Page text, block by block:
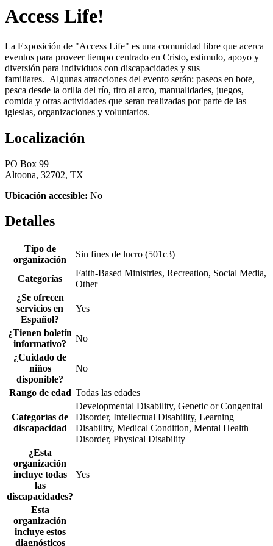
Access Life!
La Exposición de "Access Life" es una comunidad libre que acerca
eventos para proveer tiempo centrado en Cristo, estimulo, apoyo y
diversión para individuos con discapacidades y sus
familiares. Algunas atracciones del evento serán: paseos en bote,
pesca desde la orilla del río, tiro al arco, manualidades, juegos,
comida y otras actividades que seran realizadas por parte de las
iglesias, organizaciones y voluntarios.
Localización
PO Box 99
Altoona, 32702, TX
Ubicación accesible: No
Detalles
Tipo de
organización
Sin fines de lucro (501c3)
Categorías
Faith-Based Ministries, Recreation, Social Media,
Other
¿Se ofrecen
servicios en
Español?
Yes
¿Tienen boletín
informativo?
No
¿Cuidado de
niños
disponible?
No
Rango de edad Todas las edades
Categorías de
discapacidad
Developmental Disability, Genetic or Congenital
Disorder, Intellectual Disability, Learning
Disability, Medical Condition, Mental Health
Disorder, Physical Disability
¿Esta
organización
incluye todas
las
discapacidades?
Yes
Esta
organización
incluye estos
diagnósticos